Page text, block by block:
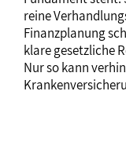
reine
Finanzplanung
klare gesetzliche
Nur so kann